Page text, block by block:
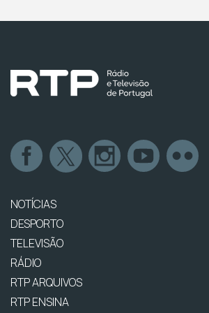
NOTÍCIAS
DESPORTO
TELEVISÃO
RÁDIO
RTP ARQUIVOS
RTP ENSINA